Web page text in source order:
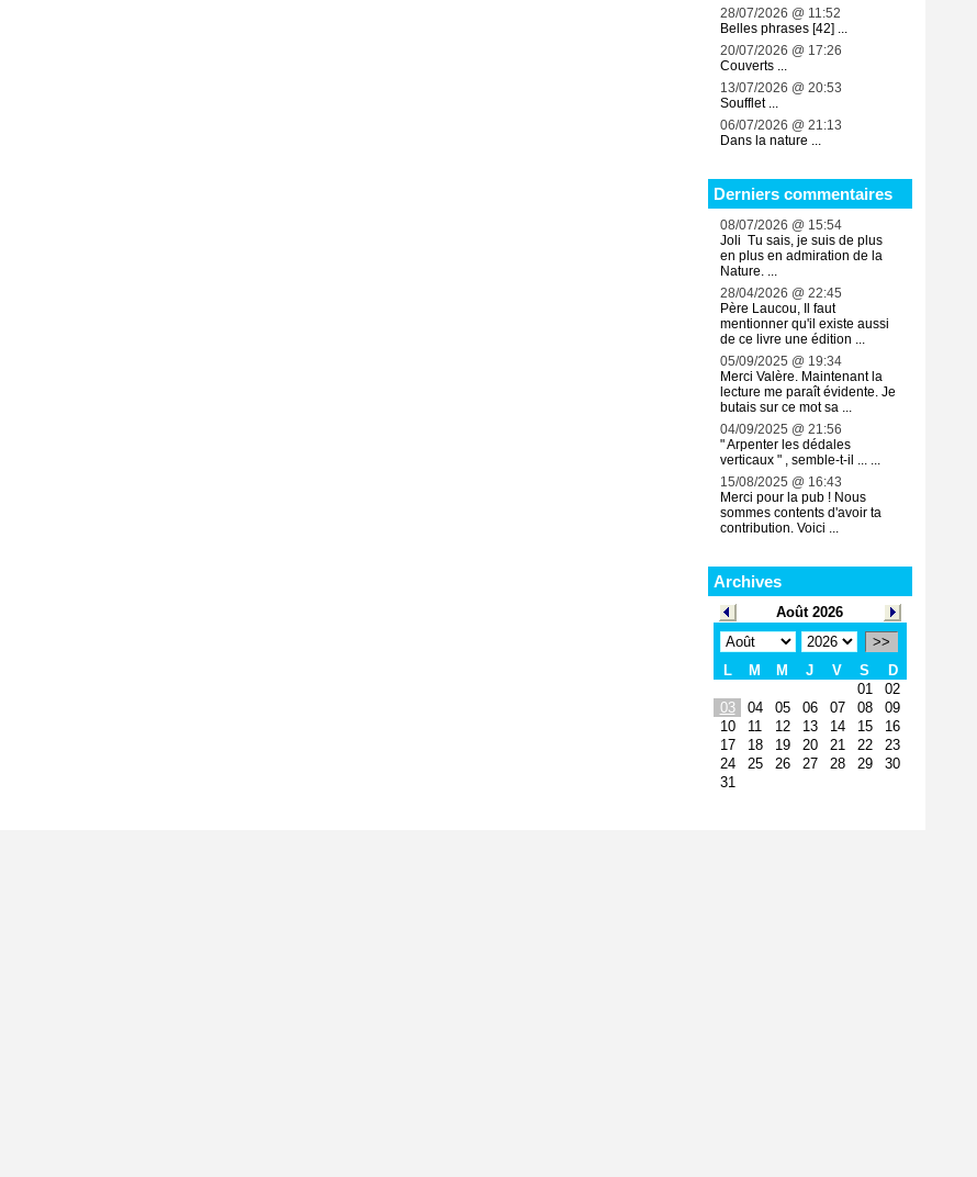
28/07/2026 @ 11:52
Belles phrases [42] ...
20/07/2026 @ 17:26
Couverts ...
13/07/2026 @ 20:53
Soufflet ...
06/07/2026 @ 21:13
Dans la nature ...
Derniers commentaires
08/07/2026 @ 15:54
Joli Tu sais, je suis de plus
en plus en admiration de la
Nature. ...
28/04/2026 @ 22:45
Père Laucou, Il faut
mentionner qu'il existe aussi
de ce livre une édition ...
05/09/2025 @ 19:34
Merci Valère. Maintenant la
lecture me paraît évidente. Je
butais sur ce mot sa ...
04/09/2025 @ 21:56
" Arpenter les dédales
verticaux " , semble-t-il ... ...
15/08/2025 @ 16:43
Merci pour la pub ! Nous
sommes contents d'avoir ta
contribution. Voici ...
Archives
Août 2026
>>
L
M M J V S
D
01
02
03
04 05 06 07 08
09
10
11 12 13 14 15
16
17
18 19 20 21 22
23
24
25 26 27 28 29
30
31